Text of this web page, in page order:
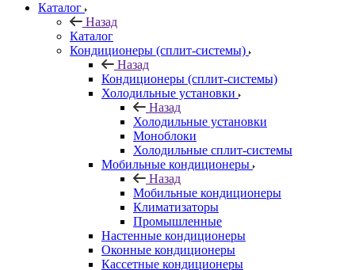
Каталог
Назад
Каталог
Кондиционеры (сплит-системы)
Назад
Кондиционеры (сплит-системы)
Холодильные установки
Назад
Холодильные установки
Моноблоки
Холодильные сплит-системы
Мобильные кондиционеры
Назад
Мобильные кондиционеры
Климатизаторы
Промышленные
Настенные кондиционеры
Оконные кондиционеры
Кассетные кондиционеры